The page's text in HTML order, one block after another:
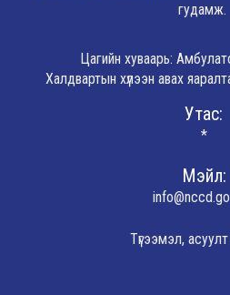
гудамж.
Цагийн хуваарь:
Халдвартын хүлээн авах
Утас:
*
Мэйл:
Түгээмэл,